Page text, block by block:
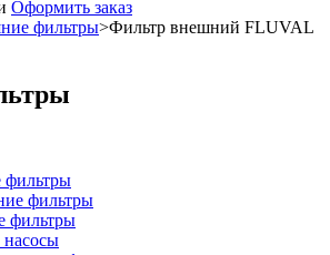
Оформить заказ
фильтры>Фильтр внешний FLUVAL
фильтры
фильтры